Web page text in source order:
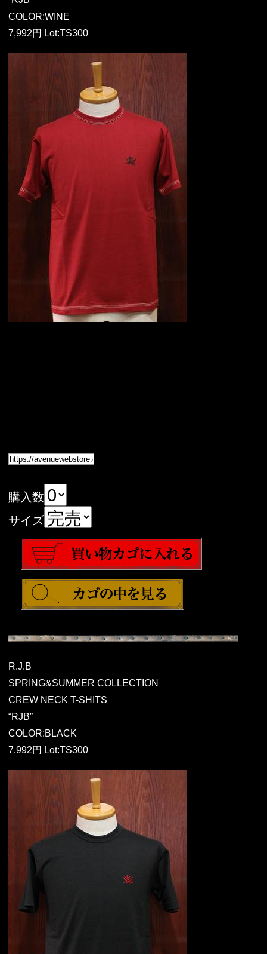
COLOR:WINE
7,992円 Lot:TS300
購入数
サイズ
R.J.B
SPRING&SUMMER COLLECTION
CREW NECK T-SHITS
“RJB”
COLOR:BLACK
7,992円 Lot:TS300